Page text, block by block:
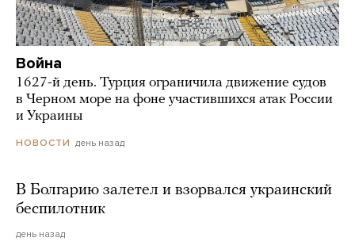
Война
1627-й день. Турция ограничила движение судов
в Черном море на фоне участившихся атак России
и Украины
НОВОСТИ день назад
В Болгарию залетел и взорвался украинский
беспилотник
день назад